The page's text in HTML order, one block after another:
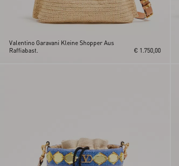
Valentino Garavani Kleine Shopper Aus
Raffiabast.
€ 1.750,00